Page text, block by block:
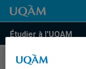
Étudier à l'UQAM
COURS//